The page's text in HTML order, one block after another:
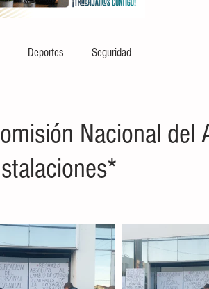
Deportes Seguridad
Nacional del